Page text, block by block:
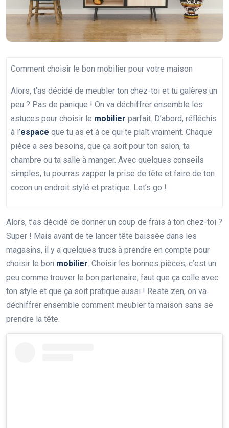
Comment choisir le bon mobilier pour votre maison
Alors, t’as décidé de meubler ton chez-toi et tu galères un
peu ? Pas de panique ! On va déchiffrer ensemble les
astuces pour choisir le mobilier parfait. D’abord, réfléchis
à l’espace que tu as et à ce qui te plaît vraiment. Chaque
pièce a ses besoins, que ça soit pour ton salon, ta
chambre ou ta salle à manger. Avec quelques conseils
simples, tu pourras zapper la prise de tête et faire de ton
cocon un endroit stylé et pratique. Let’s go !
Alors, t’as décidé de donner un coup de frais à ton chez-toi ?
Super ! Mais avant de te lancer tête baissée dans les
magasins, il y a quelques trucs à prendre en compte pour
choisir le bon mobilier. Choisir les bonnes pièces, c’est un
peu comme trouver le bon partenaire, faut que ça colle avec
ton style et que ça soit pratique aussi ! Reste zen, on va
déchiffrer ensemble comment meubler ta maison sans se
prendre la tête.